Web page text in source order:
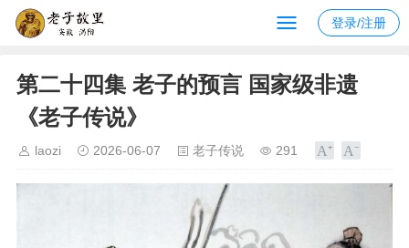
登录/注册
第二十四集 老子的预言 国家级非遗
《老子传说》
laozi 2026-06-07 老子传说 291